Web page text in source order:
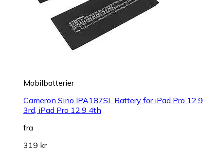
Mobilbatterier
Cameron Sino IPA187SL Battery for iPad Pro 12.9
3rd, iPad Pro 12.9 4th
fra
319 kr